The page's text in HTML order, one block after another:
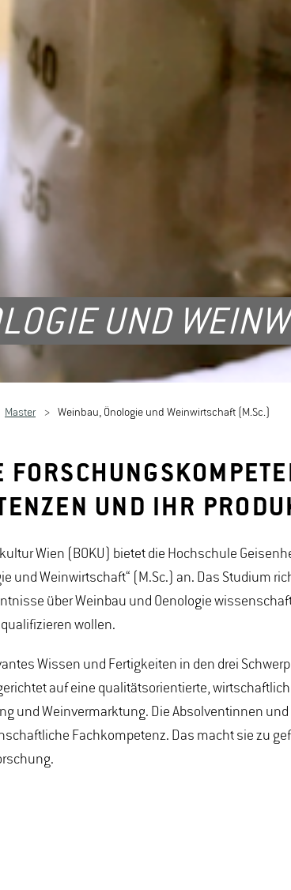
UND
Master Weinbau, Önologie und Weinwirtschaft (M.Sc.)
UND IHR
Wien (BOKU) bietet die Hochschule
und Weinwirtschaft“ (M.Sc.) an. Das Studium
über Weinbau und Oenologie
wollen.
Wissen und Fertigkeiten in den drei
auf eine qualitätsorientierte,
und Weinvermarktung. Die Absolventinnen
Fachkompetenz. Das macht sie zu